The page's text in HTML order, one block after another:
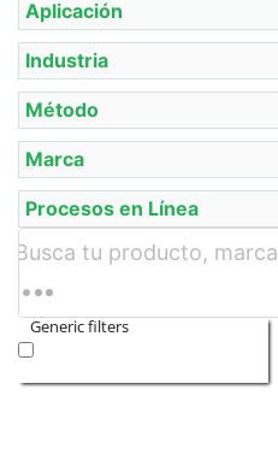
Aplicación
Industria
Método
Marca
Procesos en Línea
Generic filters